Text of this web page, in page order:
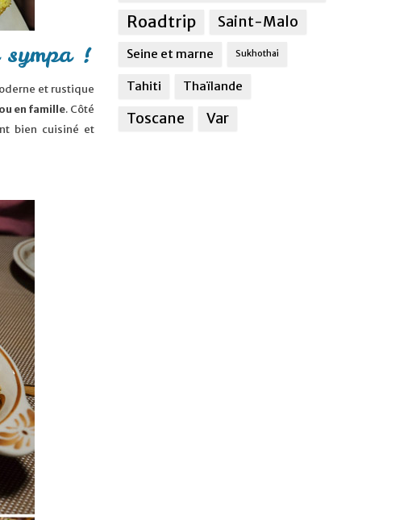
sympa !
et rustique
en famille. Côté
bien cuisiné et
Roadtrip
Saint-Malo
Seine et marne Sukhothai
Tahiti Thaïlande
Toscane Var